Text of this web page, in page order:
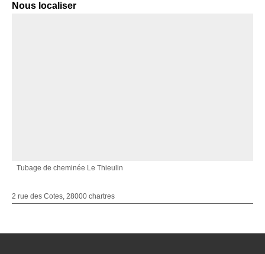
Nous localiser
Tubage de cheminée Le Thieulin
2 rue des Cotes, 28000 chartres